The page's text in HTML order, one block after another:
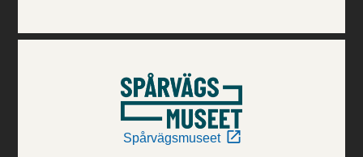
Spårvägsmuseet